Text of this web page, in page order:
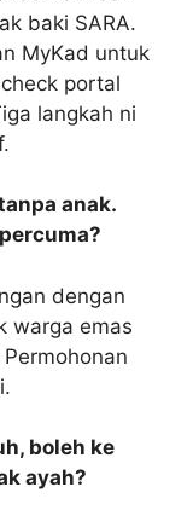
baki SARA.
MyKad untuk
portal
langkah ni
anak.
dengan
warga emas
boleh ke
ayah?